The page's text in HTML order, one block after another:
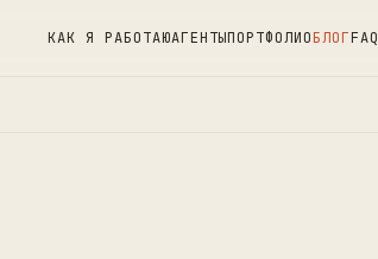
КАК Я РАБОТАЮАГЕНТЫПОРТФОЛИОБЛОГFAQ